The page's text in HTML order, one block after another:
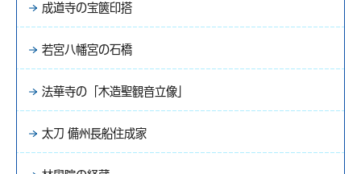
成道寺の宝篋印搭
若宮八幡宮の石橋
法華寺の「木造聖観音立像」
太刀 備州長船住成家